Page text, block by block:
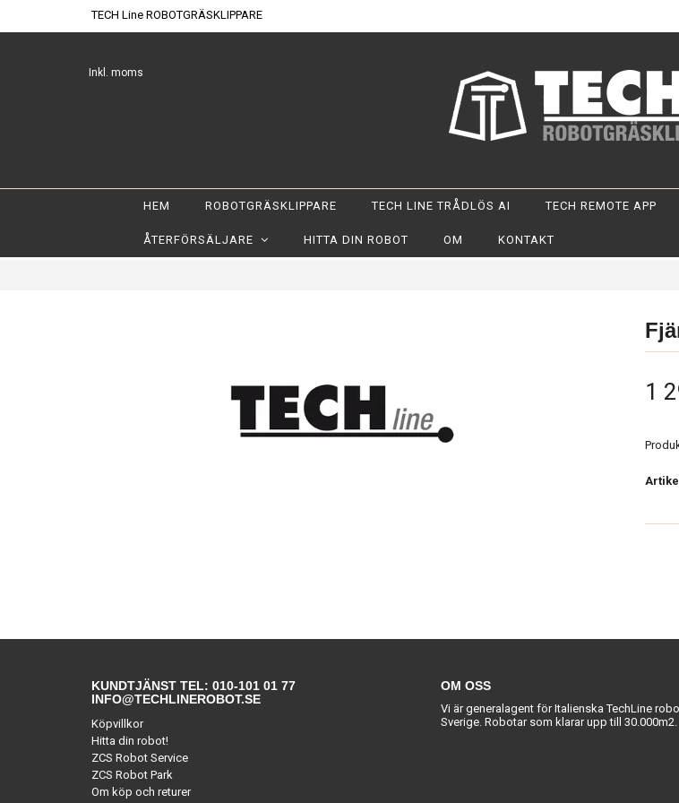
TECH Line ROBOTGRÄSKLIPPARE
Inkl. moms
HEM ROBOTGRÄSKLIPPARE TECH LINE TRÅDLÖS AI TECH REMOTE APP
ÅTERFÖRSÄLJARE HITTA DIN ROBOT OM KONTAKT
1
KUNDTJÄNST TEL: 010-101 01 77
INFO@TECHLINEROBOT.SE
Köpvillkor
Hitta din robot!
ZCS Robot Service
ZCS Robot Park
Om köp och returer
OM OSS
Vi är generalagent för Italienska TechLine
Sverige. Robotar som klarar upp till 30.000m2.